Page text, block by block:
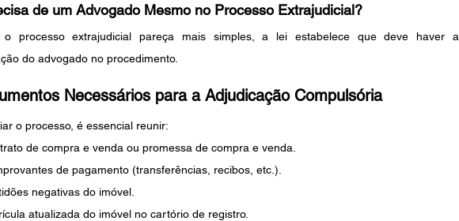
de um Advogado Mesmo no Processo Extrajudicial?
o processo extrajudicial pareça mais simples, a lei estabelece que deve haver a
do advogado no procedimento.
Necessários para a Adjudicação Compulsória
o processo, é essencial reunir:
de compra e venda ou promessa de compra e venda.
de pagamento (transferências, recibos, etc.).
negativas do imóvel.
atualizada do imóvel no cartório de registro.